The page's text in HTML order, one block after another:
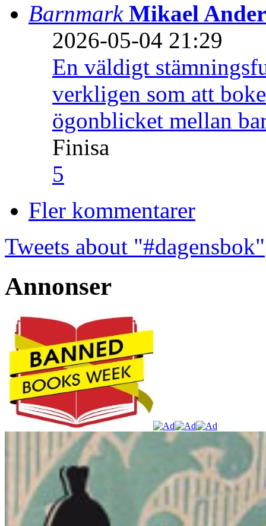
Barnmark Mikael
2026-05-04 21:29
En väldigt
verkligen som att
ögonblicket mellan
Finisa
5
Fler kommentarer
Tweets about "#dagensbok"
Annonser